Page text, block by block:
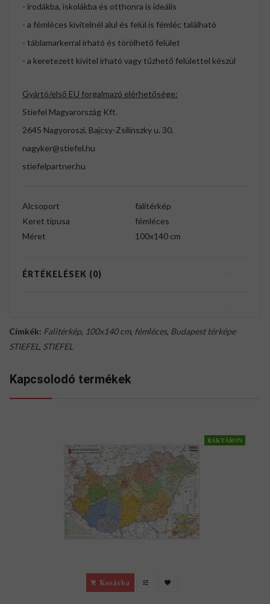
- irodákba, iskolákba és otthonra is ideális
- a fémléces kivitelnél alul és felül is fémléc található
- táblamarkerral írható és törölhető felület
- a keretezett kivitel írható vagy tűzhető felülettel készül
Gyártó/első EU forgalmazó elérhetősége:
Stiefel Magyarország Kft.
2645 Nagyoroszi, Bajcsy-Zsilinszky u. 30.
nagyker@stiefel.hu
stiefelpartner.hu
Alcsoport
falitérkép
Keret típusa
fémléces
Méret
100x140 cm
ÉRTÉKELÉSEK (0)
Címkék: Falitérkép, 100x140 cm, fémléces, Budapest térképe
STIEFEL, STIEFEL
Kapcsolodó termékek
RAKTÁRON
Kosárba